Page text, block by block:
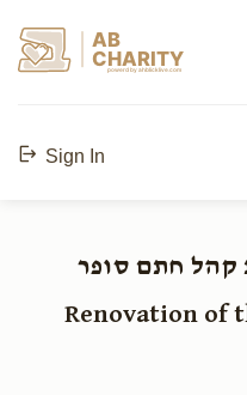
AB
CHARITY
powerd by ahblicklive.com
Sign In
קהל חתם סופר
Renovation of